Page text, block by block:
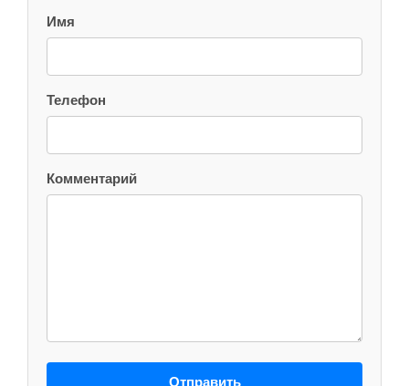
Имя
Телефон
Комментарий
Отправить